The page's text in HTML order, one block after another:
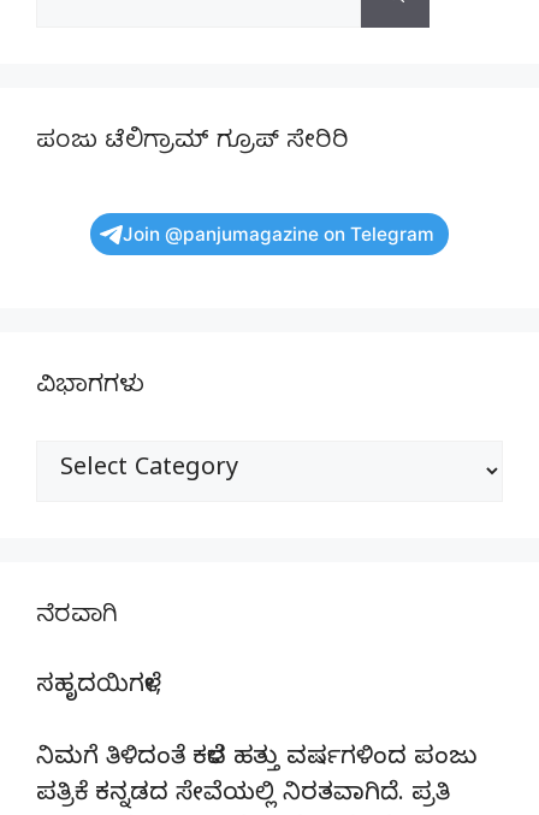
ಪಂಜು ಟೆಲಿಗ್ರಾಮ್ ಗ್ರೂಪ್ ಸೇರಿರಿ
Join @panjumagazine on Telegram
ವಿಭಾಗಗಳು
ವಿಭಾಗಗಳು
ನೆರವಾಗಿ
ಸಹೃದಯಿಗಳೇ,
ನಿಮಗೆ ತಿಳಿದಂತೆ ಕಳೆದ ಹತ್ತು ವರ್ಷಗಳಿಂದ ಪಂಜು
ಪತ್ರಿಕೆ ಕನ್ನಡದ ಸೇವೆಯಲ್ಲಿ ನಿರತವಾಗಿದೆ. ಪ್ರತಿ